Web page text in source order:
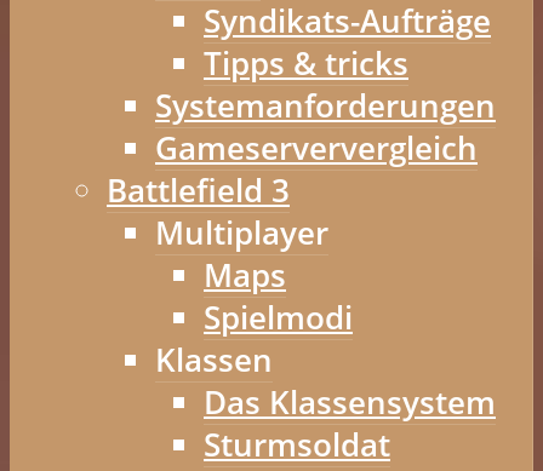
Syndikats-Aufträge
Tipps & tricks
Systemanforderungen
Gameserververgleich
Battlefield 3
Multiplayer
Maps
Spielmodi
Klassen
Das Klassensystem
Sturmsoldat